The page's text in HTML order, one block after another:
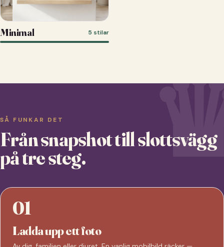
Minimal 5 stilar
SÅ FUNKAR DET
Från snapshot till slottsvägg
på tre steg.
01
Ladda upp ett foto